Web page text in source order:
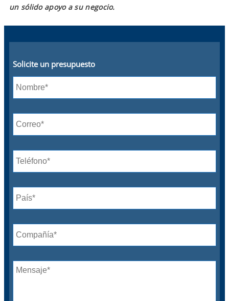
un sólido apoyo a su negocio.
Solicite un presupuesto